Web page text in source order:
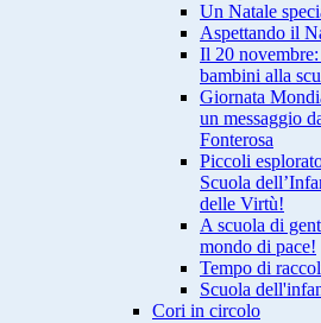
Un Natale
Aspettando il
Il 20
bambini alla
Giornata
un messaggio
Fonterosa
Piccoli
Scuola
delle Virtù!
A scuola di
mondo di pace!
Tempo di
Scuola
Cori in circolo